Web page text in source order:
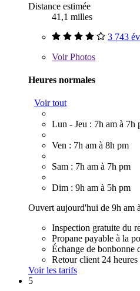
Distance estimée
41,1 milles
3 743
VoirPhotos
Heures normales
Voir tout
Lun - Jeu : 7h am à 7h
Ven : 7h am à 8h pm
Sam : 7h am à 7h pm
Dim : 9h am à 5h pm
Ouvert aujourd'hui de 9h am
Inspection gratuite du
Propane payable à la
Échange de bonbonne
Retour client 24 heures
Voir les tarifs
5